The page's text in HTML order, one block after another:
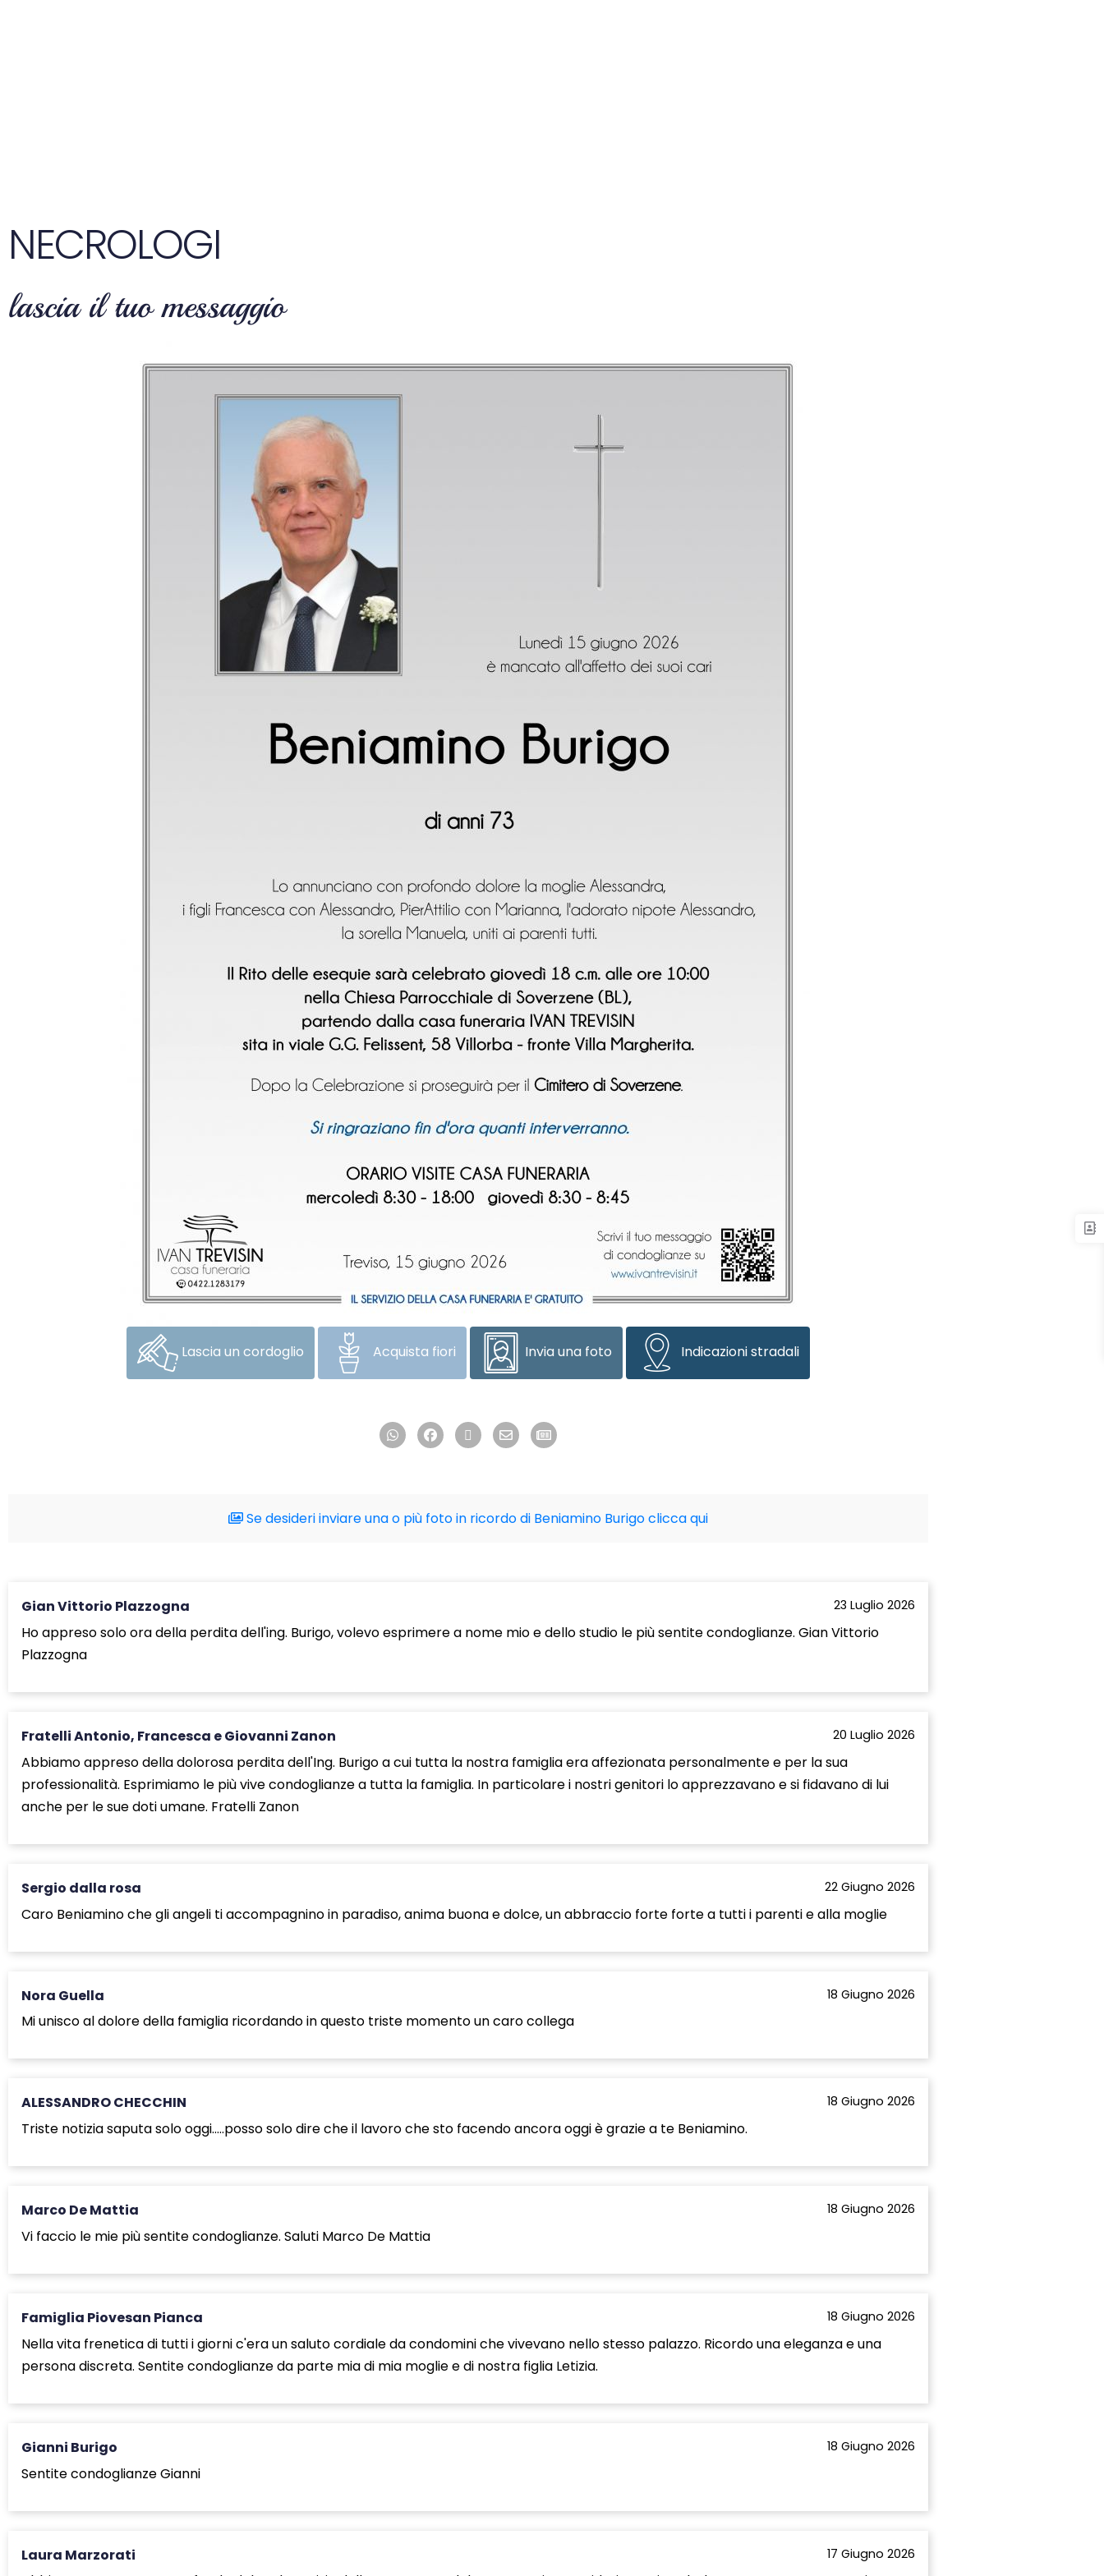
NECROLOGI
lascia il tuo messaggio
Lascia un cordoglio Acquista fiori Invia una foto Indicazioni stradali
Se desideri inviare una o più foto in ricordo di Beniamino Burigo clicca qui
Gian Vittorio Plazzogna 23 Luglio 2026
Ho appreso solo ora della perdita dell'ing. Burigo, volevo esprimere a nome mio e dello studio le più sentite condoglianze. Gian Vittorio
Plazzogna
Fratelli Antonio, Francesca e Giovanni Zanon 20 Luglio 2026
Abbiamo appreso della dolorosa perdita dell'Ing. Burigo a cui tutta la nostra famiglia era affezionata personalmente e per la sua
professionalità. Esprimiamo le più vive condoglianze a tutta la famiglia. In particolare i nostri genitori lo apprezzavano e si fidavano di lui
anche per le sue doti umane. Fratelli Zanon
Sergio dalla rosa 22 Giugno 2026
Caro Beniamino che gli angeli ti accompagnino in paradiso, anima buona e dolce, un abbraccio forte forte a tutti i parenti e alla moglie
Nora Guella 18 Giugno 2026
Mi unisco al dolore della famiglia ricordando in questo triste momento un caro collega
ALESSANDRO CHECCHIN 18 Giugno 2026
Triste notizia saputa solo oggi…..posso solo dire che il lavoro che sto facendo ancora oggi è grazie a te Beniamino.
Marco De Mattia 18 Giugno 2026
Vi faccio le mie più sentite condoglianze. Saluti Marco De Mattia
Famiglia Piovesan Pianca 18 Giugno 2026
Nella vita frenetica di tutti i giorni c'era un saluto cordiale da condomini che vivevano nello stesso palazzo. Ricordo una eleganza e una
persona discreta. Sentite condoglianze da parte mia di mia moglie e di nostra figlia Letizia.
Gianni Burigo 18 Giugno 2026
Sentite condoglianze Gianni
Laura Marzorati 17 Giugno 2026